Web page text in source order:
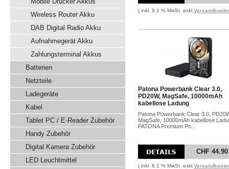
Wireless Router Akku
DAB Digital Radio Akku
Aufnahmegerät Akku
Zahlungsterminal Akkus
Batterien
Netzteile
Ladegeräte
Kabel
Tablet PC / E-Reader Zubehör
Handy Zubehör
Digital Kamera Zubehör
LED Leuchtmittel
( inkl. 8.1 % MwSt. exkl.
Patona Powerbank Clear 3.0,
PD20W, MagSafe, 10000mAh
kabellose Ladung
Patona Powerbank Clear 3.0,
MagSafe, 10000mAh kabellose
PATONA Premium Po...
CHF 44.90
( inkl. 8.1 % MwSt. exkl.